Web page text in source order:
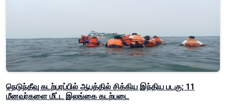
நெடுந்தீவு கடற்பரப்பில் ஆபத்தில் சிக்கிய இந்திய படகு; 11
மீனவர்களை மீட்ட இலங்கை கடற்படை